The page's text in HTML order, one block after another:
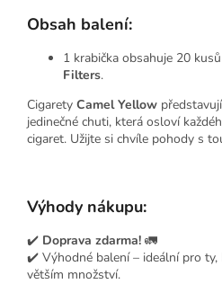
Obsah balení:
1 krabička obsahuje 20
Filters.
Cigarety Camel Yellow
jedinečné chuti, která osloví
cigaret. Užijte si chvíle pohody s
Výhody nákupu:
✔️ Doprava zdarma! 🚛
✔️ Výhodné balení – ideální pro ty,
větším množství.